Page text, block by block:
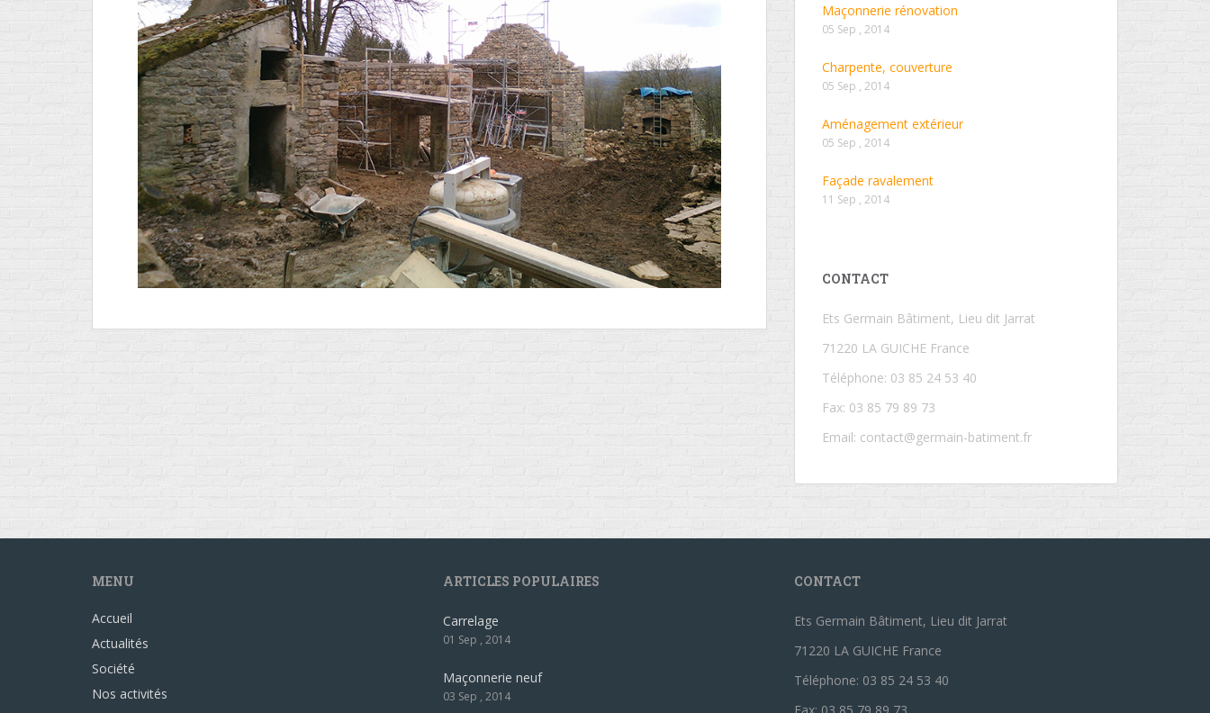
Maçonnerie rénovation
05 Sep , 2014
Charpente, couverture
05 Sep , 2014
Aménagement extérieur
05 Sep , 2014
Façade ravalement
11 Sep , 2014
CONTACT
Ets Germain Bâtiment, Lieu dit Jarrat
71220 LA GUICHE France
Téléphone: 03 85 24 53 40
Fax: 03 85 79 89 73
Email: contact@germain-batiment.fr
MENU
Accueil
Actualités
Société
Nos activités
ARTICLES POPULAIRES
Carrelage
01 Sep , 2014
Maçonnerie neuf
03 Sep , 2014
CONTACT
Ets Germain Bâtiment, Lieu dit Jarrat
71220 LA GUICHE France
Téléphone: 03 85 24 53 40